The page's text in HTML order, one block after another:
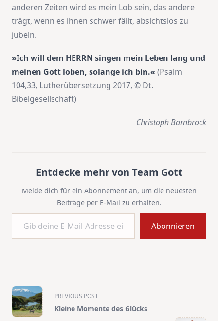
anderen Zeiten wird es mein Lob sein, das andere
trägt, wenn es ihnen schwer fällt, absichtslos zu
jubeln.
»Ich will dem HERRN singen mein Leben lang und
meinen Gott loben, solange ich bin.« (Psalm
104,33, Lutherübersetzung 2017, © Dt.
Bibelgesellschaft)
Christoph Barnbrock
Entdecke mehr von Team Gott
Melde dich für ein Abonnement an, um die neuesten
Beiträge per E-Mail zu erhalten.
Gib deine E-Mail-Adresse ein ...
Abonnieren
<span
class="nav-
subtitle
PREVIOUS POST
Kleine Momente des Glücks